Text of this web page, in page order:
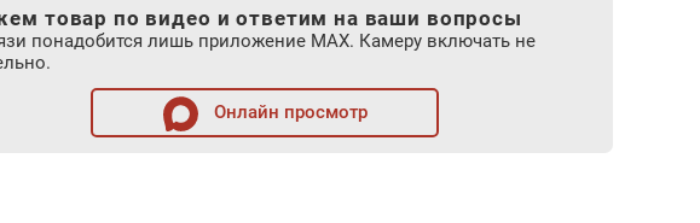
товар по видео и ответим на ваши вопросы
понадобится лишь приложение MAX. Камеру включать не
Онлайн просмотр